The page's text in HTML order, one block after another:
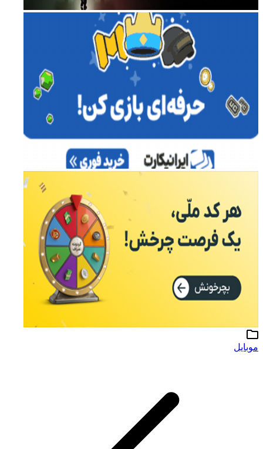
موبایل